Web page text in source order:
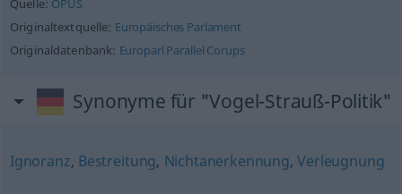
Quelle: OPUS
Originaltextquelle: Europäisches Parlament
Originaldatenbank: Europarl Parallel Corups
Synonyme für "Vogel-Strauß-Politik"
Ignoranz, Bestreitung, Nichtanerkennung,Verleugnung